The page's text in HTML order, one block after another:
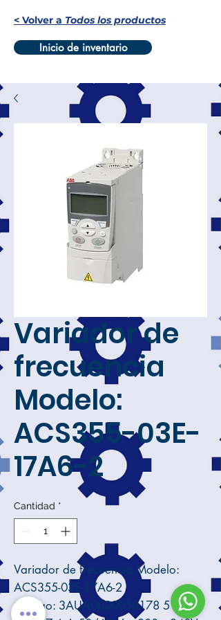
< Volver a Todos los productos
Inicio de inventario
Variador de
frecuencia
Modelo:
ACS355-03E-
17A6-2
Cantidad *
Variador de frecuencia Modelo:
ACS355-03E-17A6-2
Código: 3AUA0000058178 5 HP, 4